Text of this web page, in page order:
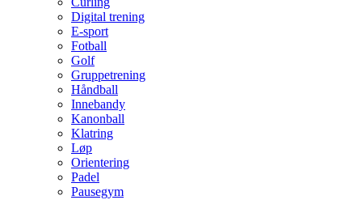
Digital trening
E-sport
Fotball
Golf
Gruppetrening
Håndball
Innebandy
Kanonball
Klatring
Løp
Orientering
Padel
Pausegym